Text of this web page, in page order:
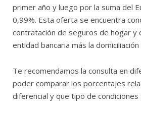
primer año y luego por la suma del
0,99%. Esta oferta se encuentra
contratación de seguros de hogar y
entidad bancaria más la domiciliación
Te recomendamos la consulta en
poder comparar los porcentajes
diferencial y que tipo de condiciones